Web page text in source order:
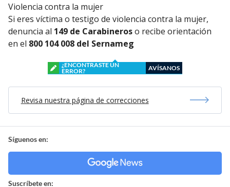
Violencia contra la mujer
Si eres víctima o testigo de violencia contra la mujer,
denuncia al 149 de Carabineroso recibe orientación
en el 800 104 008 del Sernameg
¿ENCONTRASTE UN
ERROR?
AVÍSANOS
Revisa nuestra página de correcciones
Síguenos en:
Suscríbete en: